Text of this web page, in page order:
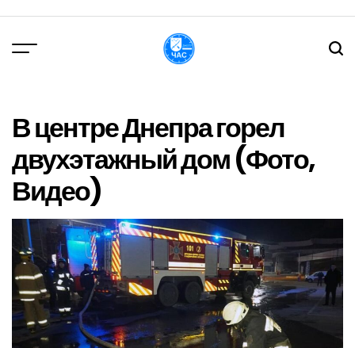
вмісту
В центре Днепра горел
двухэтажный дом (Фото,
Видео)